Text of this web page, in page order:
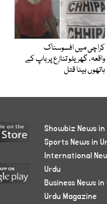
کراچی میں افسوسناک
واقعہ، گھریلو تنازع پر باپ کے
ہاتھوں بیٹا قتل
Showbiz News in
Sports News in
International
Urdu
Business News in
Urdu Magazine